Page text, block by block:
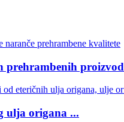
prehrambenih
ulja origana ...